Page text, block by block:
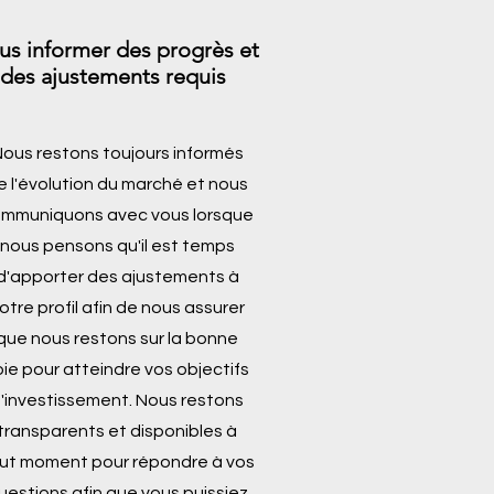
informer des progrès et
des ajustements requis
restons toujours informés
l'évolution du marché et nous
avec vous lorsque
nous pensons qu'il est temps
des ajustements à
profil afin de nous assurer
nous restons sur la bonne
pour atteindre vos objectifs
Nous restons
et disponibles à
moment pour répondre à vos